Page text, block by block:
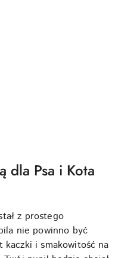
dla Psa i Kota
z prostego
nie powinno być
kaczki i smakowitość na